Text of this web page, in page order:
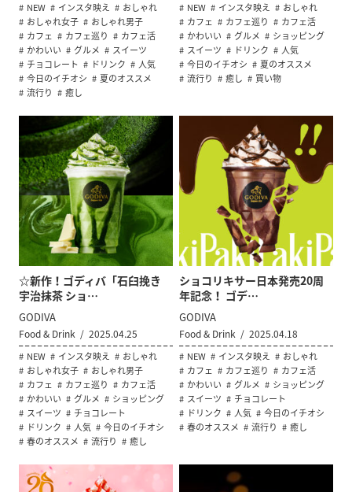
NEW インスタ映え
おしゃれ
おしゃれ女子
おしゃれ男子
カフェ
カフェ巡り
カフェ活
かわいい
グルメ
スイーツ
チョコレート
ドリンク
人気
今日のイチオシ
夏のオススメ
流行り
癒し
NEW インスタ映え
おしゃれ
カフェ
カフェ巡り
カフェ活
かわいい
グルメ
ショッピング
スイーツ
ドリンク
人気
今日のイチオシ
夏のオススメ
流行り
癒し 買い物
☆新作！ゴディバ「石臼挽き
宇治抹茶 ショ…
GODIVA
Food & Drink 2025.04.25
NEW インスタ映え
おしゃれ
おしゃれ女子
おしゃれ男子
カフェ
カフェ巡り
カフェ活
かわいい
グルメ
ショッピング
スイーツ
チョコレート
ドリンク
人気
今日のイチオシ
春のオススメ
流行り 癒し
ショコリキサー日本発売20周
年記念！ ゴデ…
GODIVA
Food & Drink 2025.04.18
NEW インスタ映え
おしゃれ
カフェ
カフェ巡り
カフェ活
かわいい
グルメ
ショッピング
スイーツ
チョコレート
ドリンク
人気
今日のイチオシ
春のオススメ
流行り 癒し